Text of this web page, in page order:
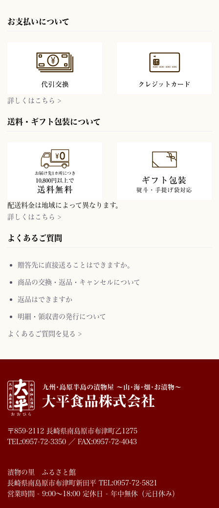
お支払いについて
詳しくはこちら >
送料・ギフト包装について
配送料金は地域によって異なります。
詳しくはこちら >
よくあるご質問
贈答先に直接送ることはできますか。
商品の交換・返品・キャンセルについて
返品はできますか
明細・領収書の発行について
よくあるご質問を見る >
〒859-2112 長崎県南島原市布津町乙1275
TEL:0957-72-3350 ／ FAX:0957-72-4043
漬物の里 ふるさと館
長崎県南島原市布津町新田平 TEL:0957-72-5821
営業時間 - 9:00～18:00 定休日 - 年中無休（元日休み）